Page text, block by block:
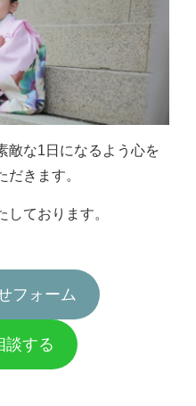
敵な1日になるよう心を
きます。
ております。
フォーム
談する